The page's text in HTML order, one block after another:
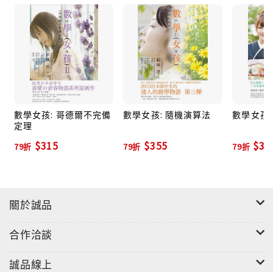
在三維空間中，確定一條直線的方向，再點出一個點的
位置，便能得到一個平面！
從向量到內積、平面方程式，再到球面方程式！
學習基礎力學、等價與相等、內積的運算、向量的平均
數學女孩: 哥德爾不完備
定理
79折 $315
數學女孩: 隨機演算法
79折 $355
數學女孩
79折
關於誠品
合作洽談
誠品線上